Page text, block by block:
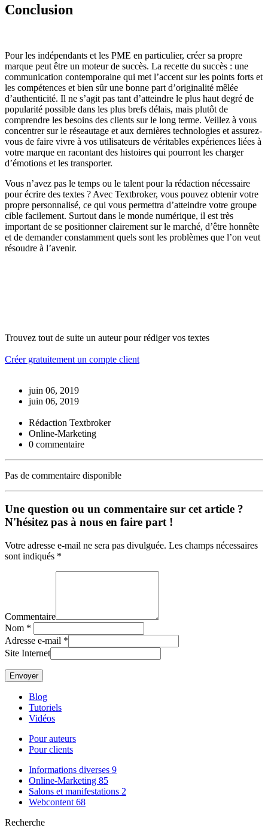
Conclusion
Pour les indépendants et les PME en particulier, créer sa propre
marque peut être un moteur de succès. La recette du succès : une
communication contemporaine qui met l’accent sur les points forts et
les compétences et bien sûr une bonne part d’originalité mêlée
d’authenticité. Il ne s’agit pas tant d’atteindre le plus haut degré de
popularité possible dans les plus brefs délais, mais plutôt de
comprendre les besoins des clients sur le long terme. Veillez à vous
concentrer sur le réseautage et aux dernières technologies et assurez-
vous de faire vivre à vos utilisateurs de véritables expériences liées à
votre marque en racontant des histoires qui pourront les charger
d’émotions et les transporter.
Vous n’avez pas le temps ou le talent pour la rédaction nécessaire
pour écrire des textes ? Avec Textbroker, vous pouvez obtenir votre
propre personnalisé, ce qui vous permettra d’atteindre votre groupe
cible facilement. Surtout dans le monde numérique, il est très
important de se positionner clairement sur le marché, d’être honnête
et de demander constamment quels sont les problèmes que l’on veut
résoudre à l’avenir.
Trouvez tout de suite un auteur pour rédiger vos textes
Créer gratuitement un compte client
juin 06, 2019
juin 06, 2019
Rédaction Textbroker
Online-Marketing
0 commentaire
Pas de commentaire disponible
Une question ou un commentaire sur cet article ?
N'hésitez pas à nous en faire part !
Votre adresse e-mail ne sera pas divulguée. Les champs nécessaires
sont indiqués *
Commentaire
Nom *
Adresse e-mail *
Site Internet
Blog
Tutoriels
Vidéos
Pour auteurs
Pour clients
Informations diverses 9
Online-Marketing 85
Salons et manifestations 2
Webcontent 68
Recherche